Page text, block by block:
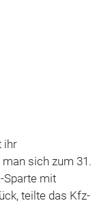
ihr
sich zum 31.
Sparte mit
teilte das Kfz-